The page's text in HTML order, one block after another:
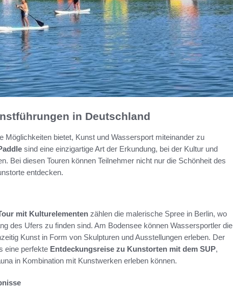
in Deutschland
Möglichkeiten bietet, Kunst und Wassersport miteinander zu
sind eine einzigartige Art der Erkundung, bei der Kultur und
Bei diesen Touren können Teilnehmer nicht nur die Schönheit des
entdecken.
mit Kulturelementen zählen die malerische Spree in Berlin, wo
des Ufers zu finden sind. Am Bodensee können Wassersportler die
Kunst in Form von Skulpturen und Ausstellungen erleben. Der
eine perfekte Entdeckungsreise zu Kunstorten mit dem SUP,
in Kombination mit Kunstwerken erleben können.